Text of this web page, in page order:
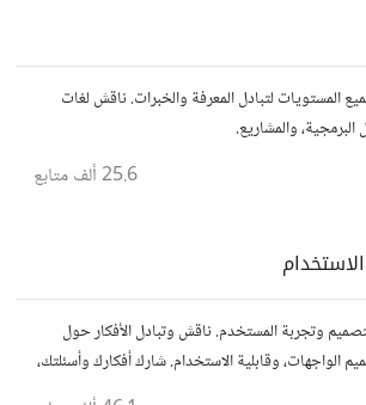
المستويات لتبادل المعرفة والخبرات. ناقش لغات
البرمجية، والمشاريع.
25.6 ألف متابع
وتجربة المستخدم. ناقش وتبادل الأفكار حول
الواجهات، وقابلية الاستخدام. شارك أفكارك وأسئلتك،
في تحسين تجربة المستخدم.